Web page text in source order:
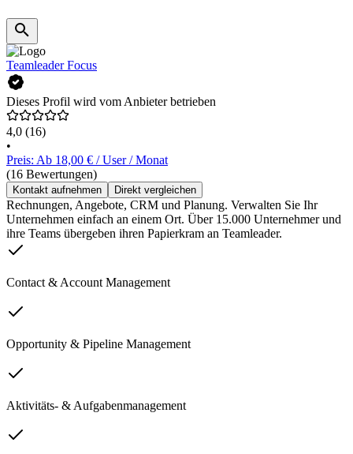
Teamleader Focus
Dieses Profil wird vom Anbieter betrieben
4,0 (16)
•
Preis: Ab 18,00 € / User / Monat
(16 Bewertungen)
Kontakt aufnehmen Direkt vergleichen
Rechnungen, Angebote, CRM und Planung. Verwalten Sie Ihr
Unternehmen einfach an einem Ort. Über 15.000 Unternehmer und
ihre Teams übergeben ihren Papierkram an Teamleader.
Contact & Account Management
Opportunity & Pipeline Management
Aktivitäts- & Aufgabenmanagement